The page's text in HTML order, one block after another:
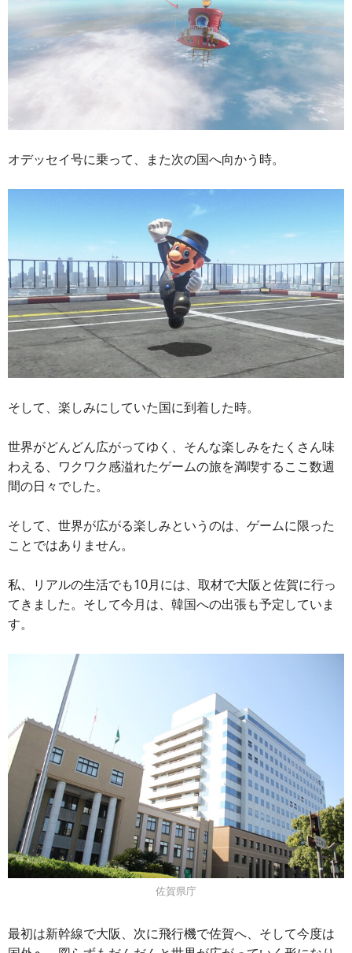
オデッセイ号に乗って、また次の国へ向かう時。
そして、楽しみにしていた国に到着した時。
世界がどんどん広がってゆく、そんな楽しみをたくさん味
わえる、ワクワク感溢れたゲームの旅を満喫するここ数週
間の日々でした。
そして、世界が広がる楽しみというのは、ゲームに限った
ことではありません。
私、リアルの生活でも10月には、取材で大阪と佐賀に行っ
てきました。そして今月は、韓国への出張も予定していま
す。
佐賀県庁
最初は新幹線で大阪、次に飛行機で佐賀へ、そして今度は